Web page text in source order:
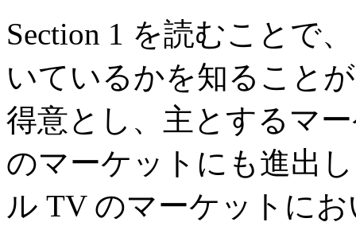
Section 1 を読むことで
いているかを知ること
得意とし、主とするマ
のマーケットにも進出
ル TV のマーケットに